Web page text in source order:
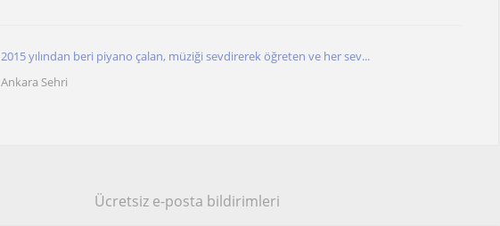
2015 yılından beri piyano çalan, müziği sevdirerek öğreten ve her sev...
Ankara Sehri
Ücretsiz e-posta bildirimleri